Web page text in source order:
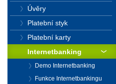
Úvěry
Platební styk
Platební karty
Internetbanking
Demo Internetbanking
Funkce Internetbankingu